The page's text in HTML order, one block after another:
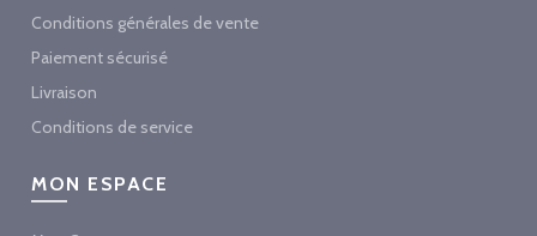
Conditions générales de vente
Paiement sécurisé
Livraison
Conditions de service
MON ESPACE